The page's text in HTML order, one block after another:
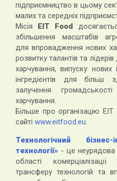
підприємництво в цьому
малих та середніх
Місія
EIТ Food
збільшення масштабів
для впровадження нових
розвитку талантів та
харчування, випуску нових
інгредієнтів для більш
залучення
харчування.
Більше про організацію
сайті www.eitfood.eu.
Технологічний бізнес-
технології» - це неурядова
області
трансферу технологій та